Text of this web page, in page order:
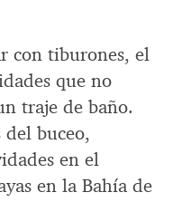
con tiburones, el
que no
traje de baño.
del buceo,
en el
en la Bahía de